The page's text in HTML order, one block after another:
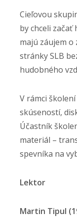
Cieľovou
by chceli
majú záujem
stránky SLB
hudobného
V rámci
skúseností,
Účastník
materiál –
spevníka na
Lektor
Martin Tipul